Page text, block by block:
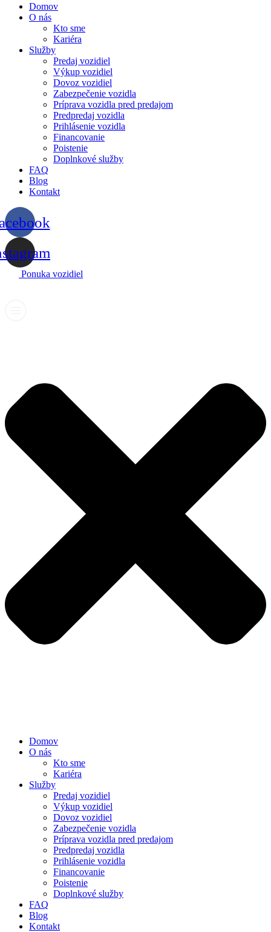
Domov
O nás
Kto sme
Kariéra
Služby
Predaj vozidiel
Výkup vozidiel
Dovoz vozidiel
Zabezpečenie vozidla
Príprava vozidla pred predajom
Predpredaj vozidla
Prihlásenie vozidla
Financovanie
Poistenie
Doplnkové služby
FAQ
Blog
Kontakt
Ponuka vozidiel
Domov
O nás
Kto sme
Kariéra
Služby
Predaj vozidiel
Výkup vozidiel
Dovoz vozidiel
Zabezpečenie vozidla
Príprava vozidla pred predajom
Predpredaj vozidla
Prihlásenie vozidla
Financovanie
Poistenie
Doplnkové služby
FAQ
Blog
Kontakt